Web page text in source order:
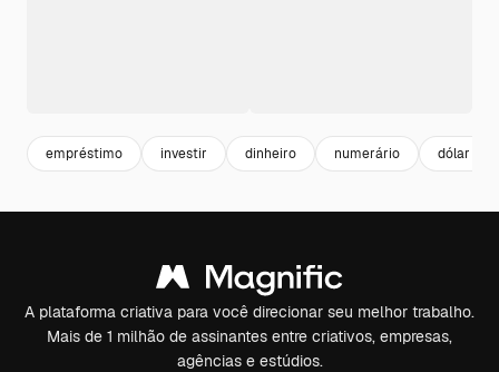
empréstimo investir dinheiro numerário dólar
A plataforma criativa para você direcionar seu melhor trabalho.
Mais de 1 milhão de assinantes entre criativos, empresas,
agências e estúdios.